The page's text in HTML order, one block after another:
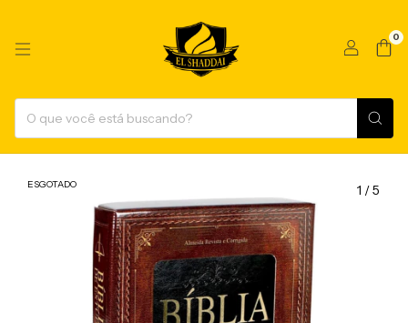
0
ESGOTADO 1 /5